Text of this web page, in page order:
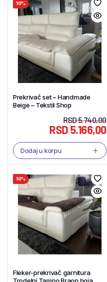
10%
Prekrivač set – Handmade
Beige – Tekstil Shop
RSD5.740,00
RSD5.166,00
Dodaj u korpu
10%
Fleker-prekrivač garnitura